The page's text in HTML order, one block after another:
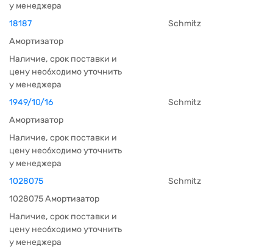
у менеджера
18187
Schmitz
Амортизатор
Наличие, срок поставки и
цену необходимо уточнить
у менеджера
1949/10/16
Schmitz
Амортизатор
Наличие, срок поставки и
цену необходимо уточнить
у менеджера
1028075
Schmitz
1028075 Амортизатор
Наличие, срок поставки и
цену необходимо уточнить
у менеджера